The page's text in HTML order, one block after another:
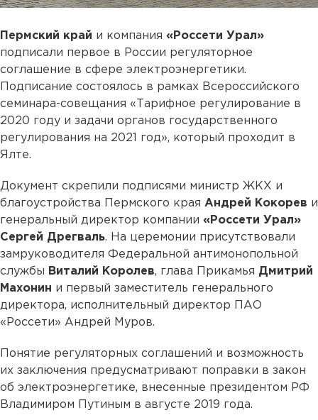
Пермский край и компания «Россети Урал»
подписали первое в России регуляторное
соглашение в сфере электроэнергетики.
Подписание состоялось в рамках Всероссийского
семинара-совещания «Тарифное регулирование в
2020 году и задачи органов государственного
регулирования на 2021 год», который проходит в
Ялте.
Документ скрепили подписями министр ЖКХ и
благоустройства Пермского края Андрей Кокорев и
генеральный директор компании «Россети Урал»
Сергей Дрегваль. На церемонии присутствовали
замруководителя Федеральной антимонопольной
службы Виталий Королев, глава Прикамья Дмитрий
Махонин и первый заместитель генерального
директора, исполнительный директор ПАО
«Россети» Андрей Муров.
Понятие регуляторных соглашений и возможность
их заключения предусматривают поправки в закон
об электроэнергетике, внесенные президентом РФ
Владимиром Путиным в августе 2019 года.